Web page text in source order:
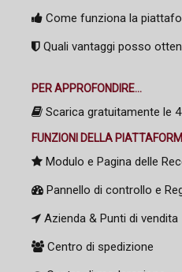
Come funziona la
Quali vantaggi posso
PER APPROFONDIRE...
Scarica gratuitamente le 4
FUNZIONI DELLA
Modulo e Pagina delle
Pannello di controllo e
Azienda & Punti di vendita
Centro di spedizione